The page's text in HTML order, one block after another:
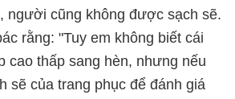
người cũng không được sạch sẽ.
rằng: "Tuy em không biết cái
cao thấp sang hèn, nhưng nếu
sẽ của trang phục để đánh giá